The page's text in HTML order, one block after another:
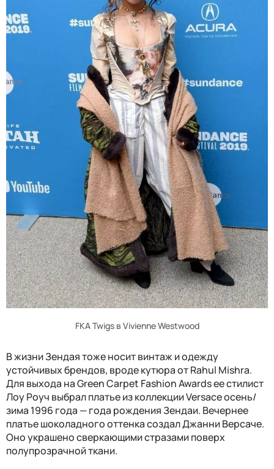
FKA Twigs в Vivienne Westwood
В жизни Зендая тоже носит винтаж и одежду
устойчивых брендов, вроде кутюра от Rahul Mishra.
Для выхода на Green Carpet Fashion Awards ее стилист
Лоу Роуч выбрал платье из коллекции Versace осень/
зима 1996 года — года рождения Зендаи. Вечернее
платье шоколадного оттенка создал Джанни Версаче.
Оно украшено сверкающими стразами поверх
полупрозрачной ткани.